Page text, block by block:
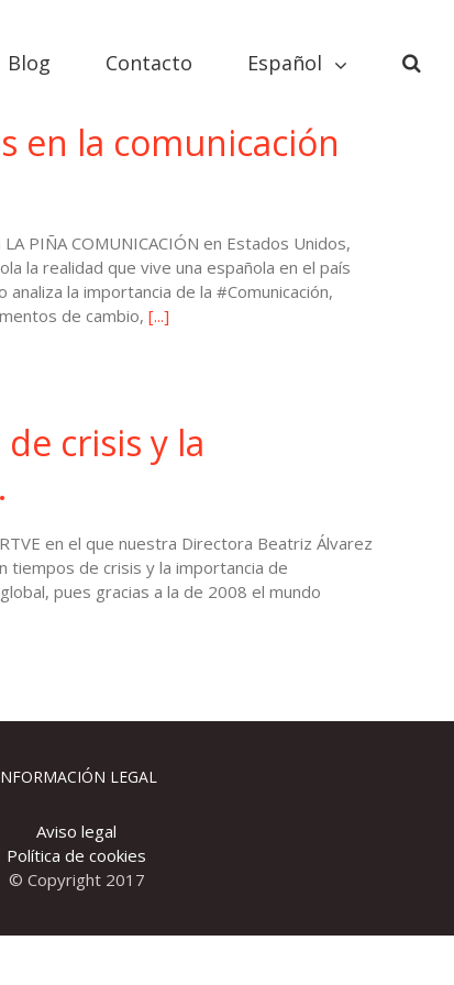
Blog Contacto Español
en la comunicación
PIÑA COMUNICACIÓN en Estados Unidos,
la realidad que vive una española en el país
la importancia de la #Comunicación,
de cambio, [...]
crisis y la
en el que nuestra Directora Beatriz Álvarez
tiempos de crisis y la importancia de
pues gracias a la de 2008 el mundo
LEGAL
Aviso legal
Política de cookies
© Copyright 2017